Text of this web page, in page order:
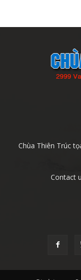
Chùa Thiên Trúc
Contact